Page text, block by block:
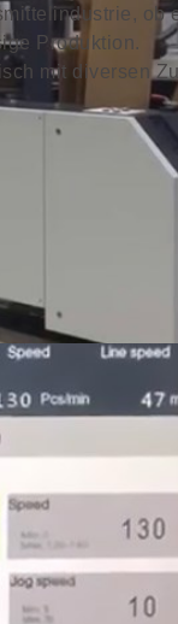
Produktion.
mit diversen